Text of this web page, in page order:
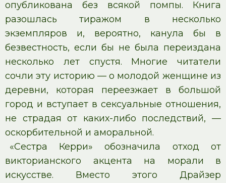
опубликована без всякой помпы. Книга
разошлась тиражом в несколько
экземпляров и, вероятно, канула бы в
безвестность, если бы не была переиздана
несколько лет спустя. Многие читатели
сочли эту историю — о молодой женщине из
деревни, которая переезжает в большой
город и вступает в сексуальные отношения,
не страдая от каких-либо последствий, —
оскорбительной и аморальной.
«Сестра Керри» обозначила отход от
викторианского акцента на морали в
искусстве. Вместо этого Драйзер